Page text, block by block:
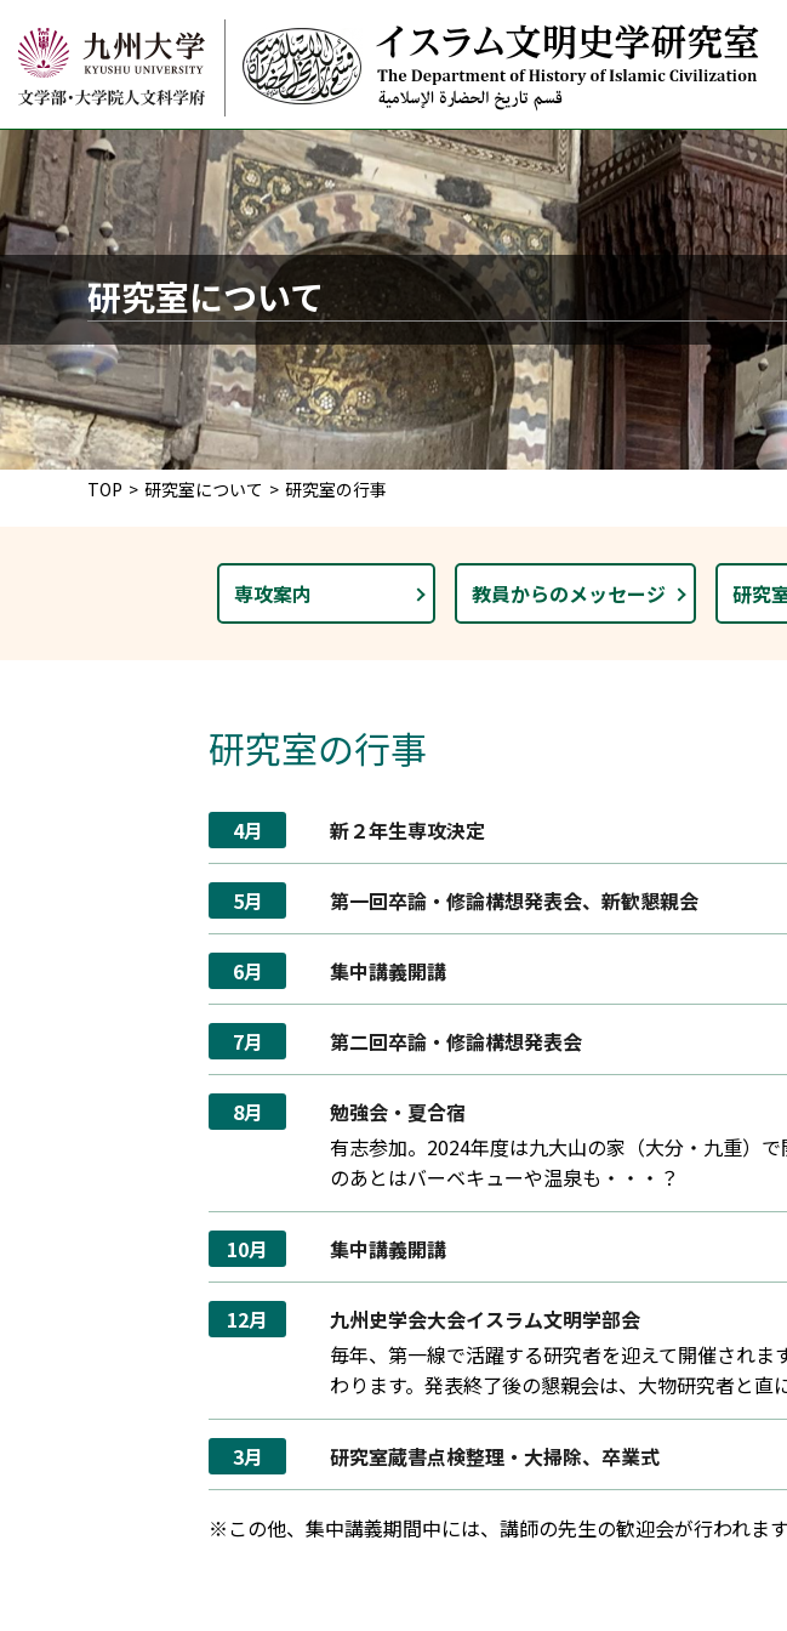
TOP 研究室について
専攻案内
教員からのメセージ
研究室史
研究室の行事
卒業・修了後の進路
研究室について
TOP 研究室について 研究室の行事
専攻案内 教員からのメッセージ 研究
研究室の行事
4月 新２年生専攻決定
5月 第一回卒論・修論構想発表会、新歓懇親会
6月 集中講義開講
7月 第二回卒論・修論構想発表会
8月
勉強会・夏合宿
有志参加。2024年度は九大山の家（大分・九重）
のあとはバーベキューや温泉も・・・？
10月 集中講義開講
12月
九州史学会大会イスラム文明学部会
毎年、第一線で活躍する研究者を迎えて開催され
わります。発表終了後の懇親会は、大物研究者と直
3月 研究室蔵書点検整理・大掃除、卒業式
※この他、集中講義期間中には、講師の先生の歓迎会が行われます